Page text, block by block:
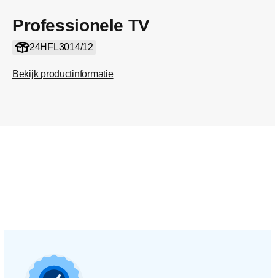
Professionele TV
24HFL3014/12
Bekijk productinformatie